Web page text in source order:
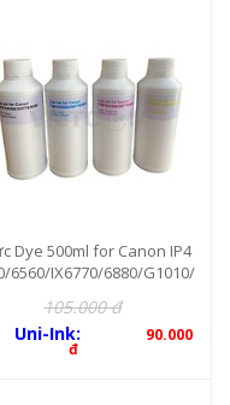
Dye 500ml for Canon IP4
6560/IX6770/6880/G1010/
105.000 đ
Uni-Ink:
90.000
đ